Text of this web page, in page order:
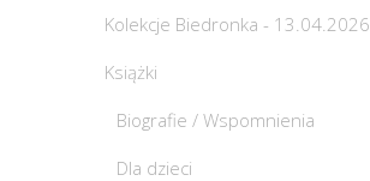
Kolekcje Biedronka - 13.04.2026
Książki
Biografie / Wspomnienia
Dla dzieci